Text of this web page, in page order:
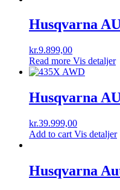
Husqvarna
kr.9.899,00
Read more Vis detaljer
Husqvarna
kr.39.999,00
Add to cart Vis detaljer
Husqvarna